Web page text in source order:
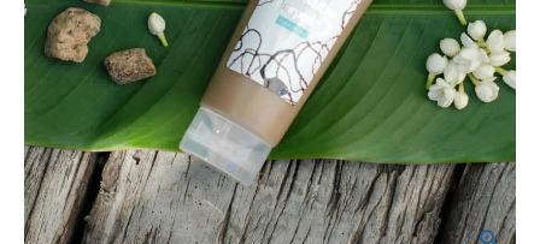
ック ロイヤル
ジャスミン 220
ホーム
新商品